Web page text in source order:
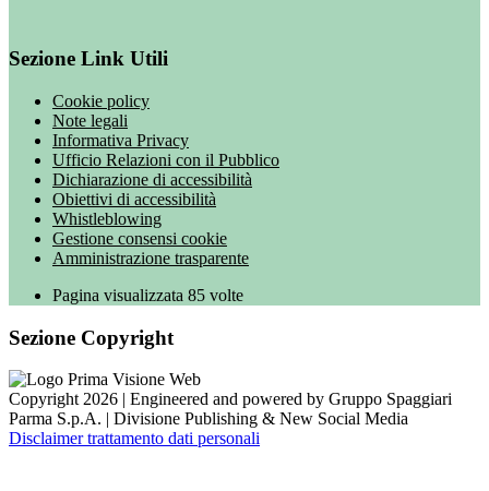
Sezione Link Utili
Cookie policy
Note legali
Informativa Privacy
Ufficio Relazioni con il Pubblico
Dichiarazione di accessibilità
Obiettivi di accessibilità
Whistleblowing
Gestione consensi cookie
Amministrazione trasparente
Pagina visualizzata 85 volte
Sezione Copyright
Copyright 2026 | Engineered and powered by Gruppo Spaggiari
Parma S.p.A. | Divisione Publishing & New Social Media
Disclaimer trattamento dati personali